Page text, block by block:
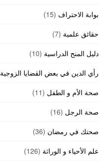
بوابة الاحتراف (15)
حقائق علمية (7)
دليل المنح الدراسية (10)
رأي الدين في بعض القضايا الزوجية
صحة الأم و الطفل (11)
صحة الرجل (16)
صحتك في رمضان (36)
علم الأحياء و الوراثة (126)